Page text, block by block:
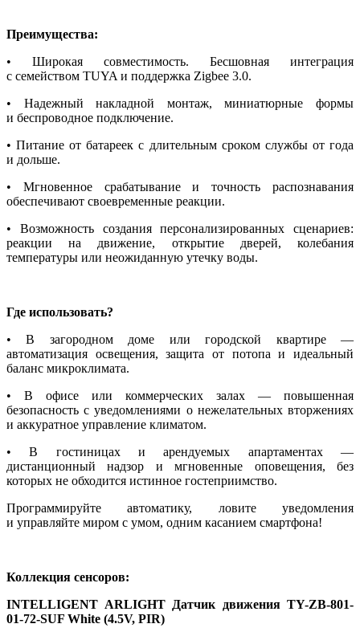
Преимущества:
• Широкая совместимость. Бесшовная интеграция
с семейством TUYA и поддержка Zigbee 3.0.
• Надежный накладной монтаж, миниатюрные формы
и беспроводное подключение.
• Питание от батареек с длительным сроком службы от года
и дольше.
• Мгновенное срабатывание и точность распознавания
обеспечивают своевременные реакции.
• Возможность создания персонализированных сценариев:
реакции на движение, открытие дверей, колебания
температуры или неожиданную утечку воды.
Где использовать?
• В загородном доме или городской квартире —
автоматизация освещения, защита от потопа и идеальный
баланс микроклимата.
• В офисе или коммерческих залах — повышенная
безопасность с уведомлениями о нежелательных вторжениях
и аккуратное управление климатом.
• В гостиницах и арендуемых апартаментах —
дистанционный надзор и мгновенные оповещения, без
которых не обходится истинное гостеприимство.
Программируйте автоматику, ловите уведомления
и управляйте миром с умом, одним касанием смартфона!
Коллекция сенсоров:
INTELLIGENT ARLIGHT Датчик движения TY-ZB-801-
01-72-SUF White (4.5V, PIR)